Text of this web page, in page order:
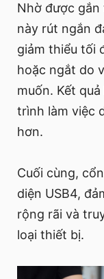
Nhờ được
này rút ngắn
giảm thiểu tối
hoặc ngắt do
muốn. Kết
trình làm việc
hơn.
Cuối cùng,
diện USB4,
rộng rãi và
loại thiết bị.